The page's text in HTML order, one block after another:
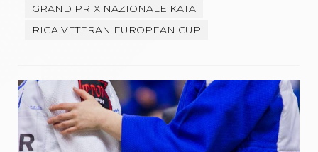
GRAND PRIX NAZIONALE KATA
RIGA VETERAN EUROPEAN CUP